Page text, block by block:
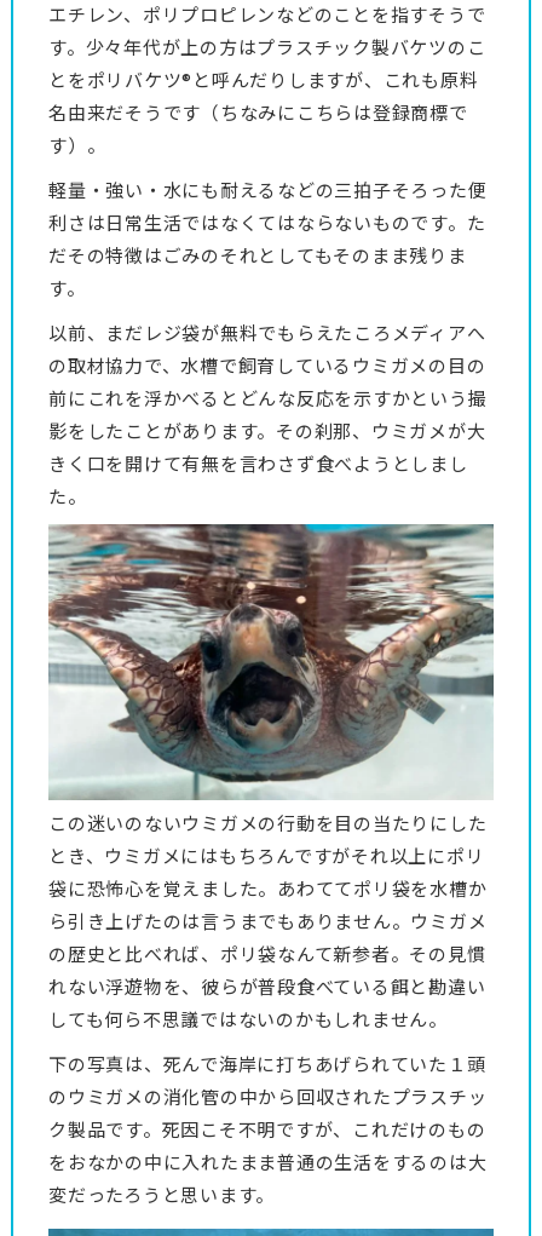
エチレン、ポリプロピレンなどのことを指すそうで
す。少々年代が上の方はプラスチック製バケツのこ
とをポリバケツ®と呼んだりしますが、これも原料
名由来だそうです（ちなみにこちらは登録商標で
す）。
軽量・強い・水にも耐えるなどの三拍子そろった便
利さは日常生活ではなくてはならないものです。た
だその特徴はごみのそれとしてもそのまま残りま
す。
以前、まだレジ袋が無料でもらえたころメディアへ
の取材協力で、水槽で飼育しているウミガメの目の
前にこれを浮かべるとどんな反応を示すかという撮
影をしたことがあります。その刹那、ウミガメが大
きく口を開けて有無を言わさず食べようとしまし
た。
この迷いのないウミガメの行動を目の当たりにした
とき、ウミガメにはもちろんですがそれ以上にポリ
袋に恐怖心を覚えました。あわててポリ袋を水槽か
ら引き上げたのは言うまでもありません。ウミガメ
の歴史と比べれば、ポリ袋なんて新参者。その見慣
れない浮遊物を、彼らが普段食べている餌と勘違い
しても何ら不思議ではないのかもしれません。
下の写真は、死んで海岸に打ちあげられていた１頭
のウミガメの消化管の中から回収されたプラスチッ
ク製品です。死因こそ不明ですが、これだけのもの
をおなかの中に入れたまま普通の生活をするのは大
変だったろうと思います。